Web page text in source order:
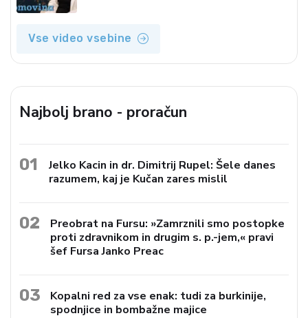
Vse video vsebine
Najbolj brano - proračun
01
Jelko Kacin in dr. Dimitrij Rupel: Šele danes
razumem, kaj je Kučan zares mislil
02
Preobrat na Fursu: »Zamrznili smo postopke
proti zdravnikom in drugim s. p.-jem,« pravi
šef Fursa Janko Preac
03
Kopalni red za vse enak: tudi za burkinije,
spodnjice in bombažne majice